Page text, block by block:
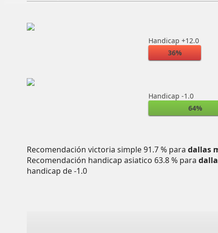
Handicap +12.0
36%
Handicap -1.0
64%
Recomendación victoria simple 91.7 % para dallas
Recomendación handicap asiatico 63.8 % para
handicap de -1.0